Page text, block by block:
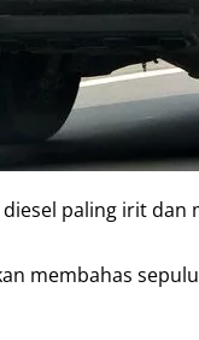
paling irit
membahas